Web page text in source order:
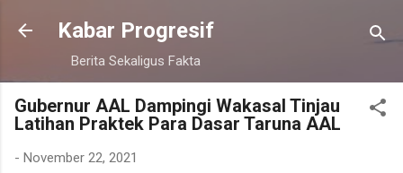
Langsung ke konten utama
Kabar Progresif
Berita Sekaligus Fakta
Gubernur AAL Dampingi Wakasal Tinjau
Latihan Praktek Para Dasar Taruna AAL
- November 22, 2021